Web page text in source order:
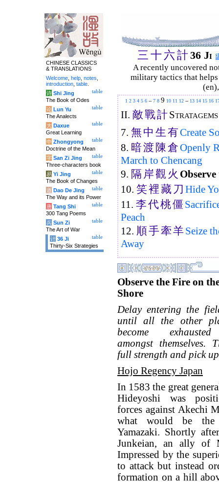
三 十 六計36 Ji
A recently uncovered
military tactics that
1 2 3 4 5 6 -- 7 8 9 10 11 12 -- 13 14 15 16
II. 敵戰計
7. 無 中 生 有Create
8. 暗渡 陳倉Openly
March to Chencang
9. 隔 岸觀 火
10. 笑裡藏 刀 Hide
11. 李代桃僵
Peach
12. 順手牽羊Seize
Away
Observe the Fire on
Shore
Delay entering the
until all the other
become
amongst themselves.
full strength and pick
Hojo Regency Japan
In 1583 the great
Hideyoshi was
forces against Akechi
what would be
Yamazaki. Shortly
Junkeian, an ally of
Impressed by the
to attack but instead
formation on a hill
CHINESE CLASSICS
& TRANSLATIONS
Welcome help notes
introduction table
table
诗 Shi Jing
The Book of Odes
table
论 Lun Yu
The Analects
table
大 Daxue
Great Learning
table
中 Zhongyong
Doctrine of the Mean
table
字 San Zi Jing
Three-characters book
table
易 Yi Jing
The Book of Changes
table
道 Dao De Jing
The Way and its Power
table
唐 Tang Shi
300 Tang Poems
table
兵 Sun Zi
The Art of War
table
计 36 Ji
Thirty-Six Strategies